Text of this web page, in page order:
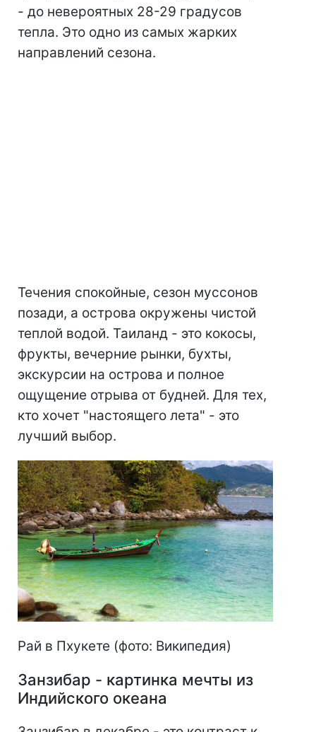
- до невероятных 28-29 градусов
тепла. Это одно из самых жарких
направлений сезона.
Течения спокойные, сезон муссонов
позади, а острова окружены чистой
теплой водой. Таиланд - это кокосы,
фрукты, вечерние рынки, бухты,
экскурсии на острова и полное
ощущение отрыва от будней. Для тех,
кто хочет "настоящего лета" - это
лучший выбор.
Рай в Пхукете (фото: Википедия)
Занзибар - картинка мечты из
Индийского океана